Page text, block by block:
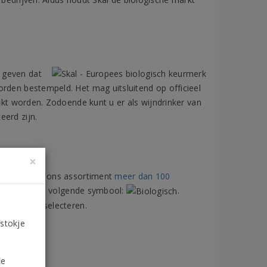
dat
bestempeld. Het mag uitsluitend op officieel
worden. Zodoende kunt u er als wijndrinker van
zijn.
telt ons assortiment meer dan 100
aan het volgende symbool:
.
te selecteren.
×